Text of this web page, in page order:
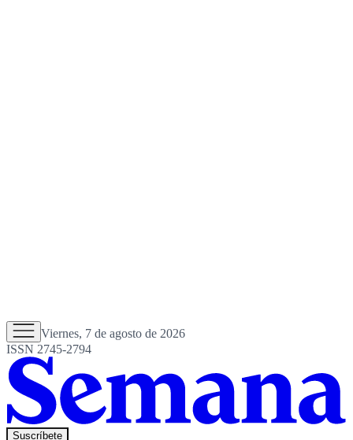
Viernes, 7 de agosto de 2026
ISSN 2745-2794
Suscríbete